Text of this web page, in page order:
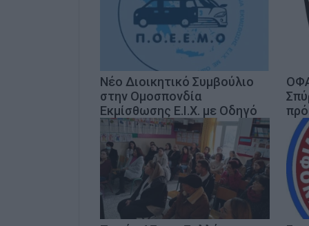
Νέο Διοικητικό Συμβούλιο
στην Ομοσπονδία
Εκμίσθωσης Ε.Ι.Χ. με Οδηγό